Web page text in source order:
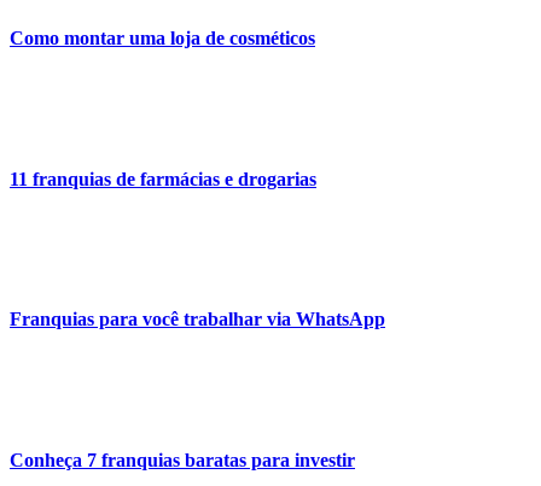
Como montar uma loja de cosméticos
11 franquias de farmácias e drogarias
Franquias para você trabalhar via WhatsApp
Conheça 7 franquias baratas para investir